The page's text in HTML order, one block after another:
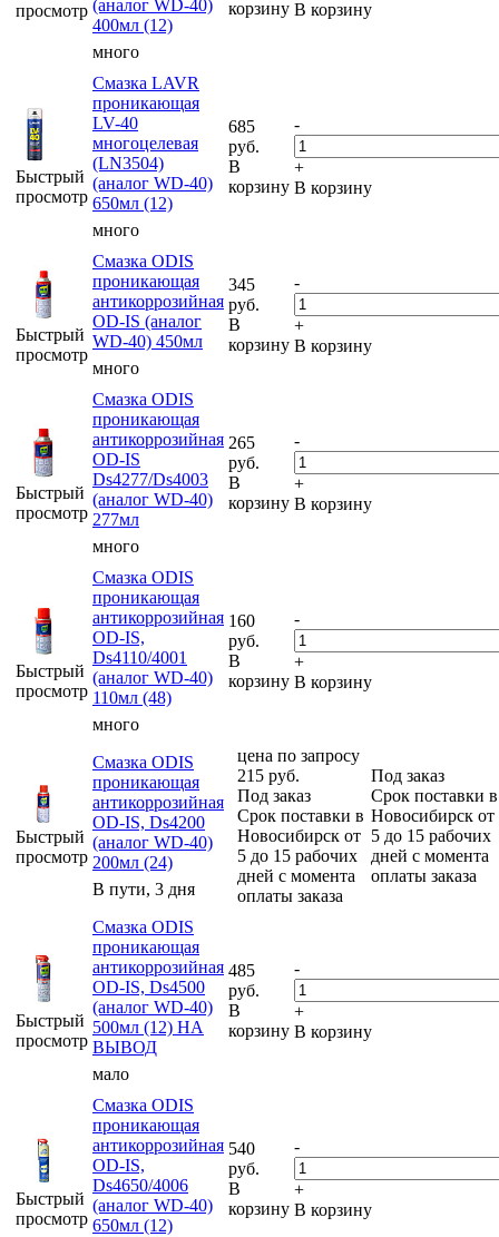
просмотр (аналог WD-40)
400мл (12)
много
корзину В корзину
Быстрый
просмотр
Смазка LAVR
проникающая
LV-40
многоцелевая
(LN3504)
(аналог WD-40)
650мл (12)
много
685
руб.
В
корзину
-
+
В корзину
Быстрый
просмотр
Смазка ODIS
проникающая
антикоррозийная
OD-IS (аналог
WD-40) 450мл
много
345
руб.
В
корзину
-
+
В корзину
Быстрый
просмотр
Смазка ODIS
проникающая
антикоррозийная
OD-IS
Ds4277/Ds4003
(аналог WD-40)
277мл
много
265
руб.
В
корзину
-
+
В корзину
Быстрый
просмотр
Смазка ODIS
проникающая
антикоррозийная
OD-IS,
Ds4110/4001
(аналог WD-40)
110мл (48)
много
160
руб.
В
корзину
-
+
В корзину
Быстрый
просмотр
Смазка ODIS
проникающая
антикоррозийная
OD-IS, Ds4200
(аналог WD-40)
200мл (24)
В пути, 3 дня
цена по запросу
215 руб.
Под заказ
Срок поставки в
Новосибирск от
5 до 15 рабочих
дней с момента
оплаты заказа
Под заказ
Срок поставки в
Новосибирск от
5 до 15 рабочих
дней с момента
оплаты заказа
Быстрый
просмотр
Смазка ODIS
проникающая
антикоррозийная
OD-IS, Ds4500
(аналог WD-40)
500мл (12) НА
ВЫВОД
мало
485
руб.
В
корзину
-
+
В корзину
Быстрый
просмотр
Смазка ODIS
проникающая
антикоррозийная
OD-IS,
Ds4650/4006
(аналог WD-40)
650мл (12)
540
руб.
В
корзину
-
+
В корзину